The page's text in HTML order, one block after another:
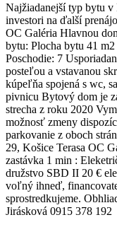
Najžiadanejší typ bytu
investori na ďalší
OC Galéria Hlavnou
bytu: Plocha bytu 41
Poschodie: 7
posteľou a vstavanou
kúpeľňa spojená s wc,
pivnicu Bytový dom je
strecha z roku 2020
možnosť zmeny
parkovanie z oboch
29, Košice Terasa OC
zastávka 1 min :
družstvo SBD II 20 €
voľný ihneď,
sprostredkujeme.
Jirásková 0915 378 192